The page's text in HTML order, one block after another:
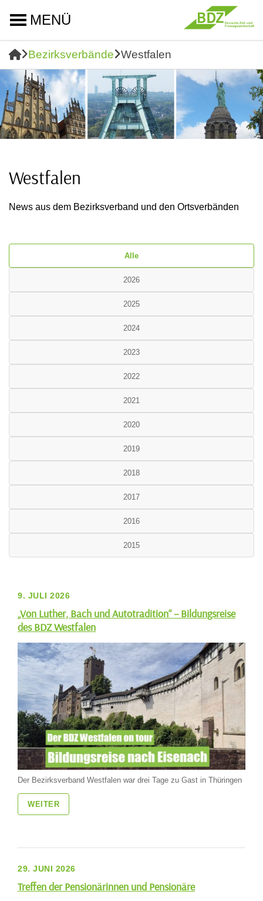
MENÜ
Bezirksverbände Westfalen
Westfalen
News aus dem Bezirksverband und den Ortsverbänden
Alle
2026
2025
2024
2023
2022
2021
2020
2019
2018
2017
2016
2015
9. JULI 2026
„Von Luther, Bach und Autotradition“ – Bildungsreise
des BDZ Westfalen
Der Bezirksverband Westfalen war drei Tage zu Gast in Thüringen
WEITER
29. JUNI 2026
Treffen der Pensionärinnen und Pensionäre